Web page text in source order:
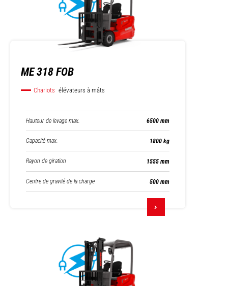
ME 318 FOB
Chariots élévateurs à mâts
Hauteur de levage max. 6500 mm
Capacité max. 1800 kg
Rayon de giration 1555 mm
Centre de gravité de la charge 500 mm